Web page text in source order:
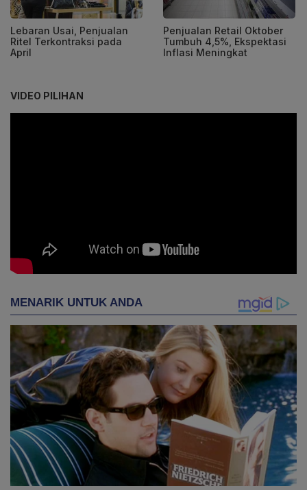
Lebaran Usai, Penjualan
Ritel Terkontraksi pada
April
Penjualan Retail Oktober
Tumbuh 4,5%, Ekspektasi
Inflasi Meningkat
VIDEO PILIHAN